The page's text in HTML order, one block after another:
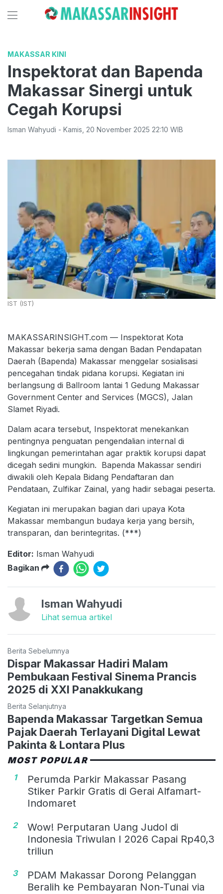
MAKASSAR KINI
Inspektorat dan Bapenda
Makassar Sinergi untuk
Cegah Korupsi
Isman Wahyudi - Kamis 20 November 2025 22:10 WIB
IST (IST)
MAKASSARINSIGHT.com — Inspektorat Kota
Makassar bekerja sama dengan Badan Pendapatan
Daerah (Bapenda) Makassar menggelar sosialisasi
pencegahan tindak pidana korupsi. Kegiatan ini
berlangsung di Ballroom lantai 1 Gedung Makassar
Government Center and Services (MGCS), Jalan
Slamet Riyadi.
Dalam acara tersebut, Inspektorat menekankan
pentingnya penguatan pengendalian internal di
lingkungan pemerintahan agar praktik korupsi dapat
dicegah sedini mungkin. Bapenda Makassar sendiri
diwakili oleh Kepala Bidang Pendaftaran dan
Pendataan, Zulfikar Zainal, yang hadir sebagai peserta.
Kegiatan ini merupakan bagian dari upaya Kota
Makassar membangun budaya kerja yang bersih,
transparan, dan berintegritas. (***)
Editor: Isman Wahyudi
Bagikan
Isman Wahyudi
Lihat semua artikel
Berita Sebelumnya
Dispar Makassar Hadiri Malam
Pembukaan Festival Sinema Prancis
2025 di XXI Panakkukang
Berita Selanjutnya
Bapenda Makassar Targetkan Semua
Pajak Daerah Terlayani Digital Lewat
Pakinta & Lontara Plus
MOST POPULAR
1
Perumda Parkir Makassar Pasang
Stiker Parkir Gratis di Gerai Alfamart-
Indomaret
2
Wow! Perputaran Uang Judol di
Indonesia Triwulan I 2026 Capai Rp40,3
triliun
3
PDAM Makassar Dorong Pelanggan
Beralih ke Pembayaran Non-Tunai via